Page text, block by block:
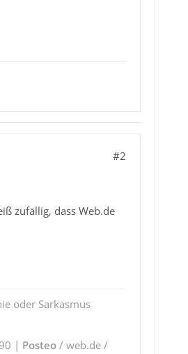
#2
zufällig, dass Web.de
oder Sarkasmus
| Posteo/ web.de /